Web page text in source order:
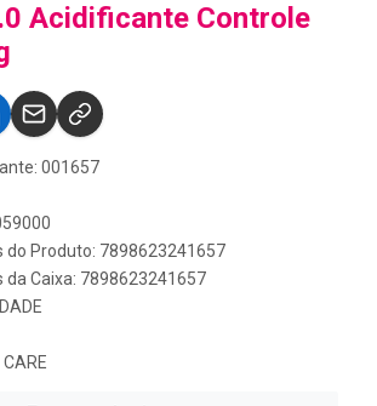
Acidificante Controle
001657
do Produto: 7898623241657
da Caixa: 7898623241657
CARE